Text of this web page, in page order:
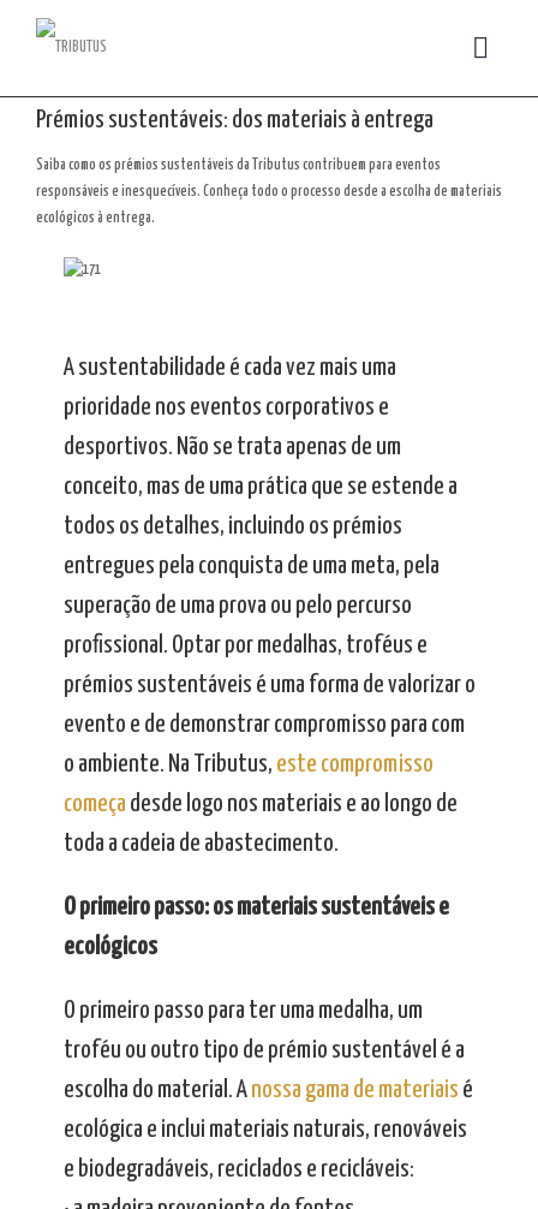
Prémios sustentáveis: dos materiais à entrega
Saiba como os prémios sustentáveis da Tributus contribuem para eventos
responsáveis e inesquecíveis. Conheça todo o processo desde a escolha de materiais
ecológicos à entrega.
A sustentabilidade é cada vez mais uma
prioridade nos eventos corporativos e
desportivos. Não se trata apenas de um
conceito, mas de uma prática que se estende a
todos os detalhes, incluindo os prémios
entregues pela conquista de uma meta, pela
superação de uma prova ou pelo percurso
profissional. Optar por medalhas, troféus e
prémios sustentáveis é uma forma de valorizar o
evento e de demonstrar compromisso para com
o ambiente. Na Tributus, este compromisso
começa desde logo nos materiais e ao longo de
toda a cadeia de abastecimento.
O primeiro passo: os materiais sustentáveis e
ecológicos
O primeiro passo para ter uma medalha, um
troféu ou outro tipo de prémio sustentável é a
escolha do material. A nossa gama de materiais é
ecológica e inclui materiais naturais, renováveis
e biodegradáveis, reciclados e recicláveis: